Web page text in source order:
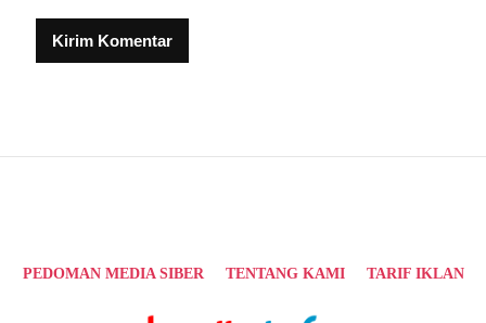
PEDOMAN MEDIA SIBER TENTANG KAMI TARIF IKLAN